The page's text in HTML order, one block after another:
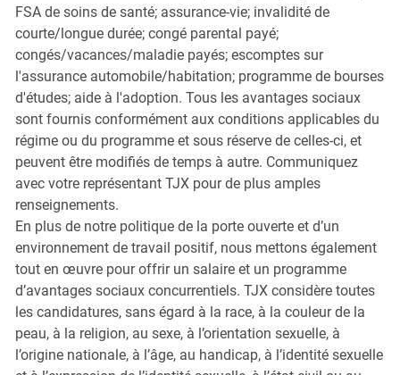
FSA de soins de santé; assurance-vie; invalidité de
courte/longue durée; congé parental payé;
congés/vacances/maladie payés; escomptes sur
l'assurance automobile/habitation; programme de bourses
d'études; aide à l'adoption. Tous les avantages sociaux
sont fournis conformément aux conditions applicables du
régime ou du programme et sous réserve de celles-ci, et
peuvent être modifiés de temps à autre. Communiquez
avec votre représentant TJX pour de plus amples
renseignements.
En plus de notre politique de la porte ouverte et d’un
environnement de travail positif, nous mettons également
tout en œuvre pour offrir un salaire et un programme
d’avantages sociaux concurrentiels. TJX considère toutes
les candidatures, sans égard à la race, à la couleur de la
peau, à la religion, au sexe, à l’orientation sexuelle, à
l’origine nationale, à l’âge, au handicap, à l’identité sexuelle